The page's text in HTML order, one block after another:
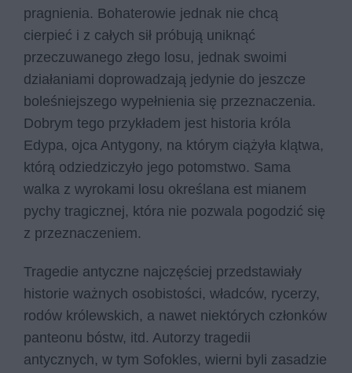
pragnienia. Bohaterowie jednak nie chcą
cierpieć i z całych sił próbują uniknąć
przeczuwanego złego losu, jednak swoimi
działaniami doprowadzają jedynie do jeszcze
boleśniejszego wypełnienia się przeznaczenia.
Dobrym tego przykładem jest historia króla
Edypa, ojca Antygony, na którym ciążyła klątwa,
którą odziedziczyło jego potomstwo. Sama
walka z wyrokami losu określana est mianem
pychy tragicznej, która nie pozwala pogodzić się
z przeznaczeniem.
Tragedie antyczne najczęściej przedstawiały
historie ważnych osobistości, władców, rycerzy,
rodów królewskich, a nawet niektórych członków
panteonu bóstw, itd. Autorzy tragedii
antycznych, w tym Sofokles, wierni byli zasadzie